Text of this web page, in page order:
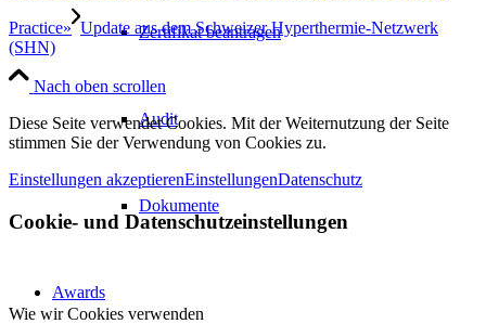
Zertifikat beantragen
Audit
Dokumente
Awards
Practice» Update aus dem Schweizer Hyperthermie-Netzwerk
(SHN)
Nach oben scrollen
Diese Seite verwendet Cookies. Mit der Weiternutzung der Seite
stimmen Sie der Verwendung von Cookies zu.
Einstellungen akzeptierenEinstellungenDatenschutz
Cookie- und Datenschutzeinstellungen
Wie wir Cookies verwenden